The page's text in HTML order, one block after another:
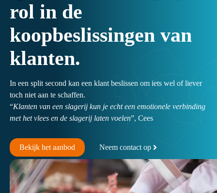
rol in de
koopbeslissingen van
klanten.
In een split second kan een klant beslissen om iets wel of liever
toch niet aan te schaffen.
“Klanten van een slagerij kun je echt een emotionele verbinding
met het vlees en de slagerij laten voelen”, Cees
Bekijk het aanbod Neem contact op